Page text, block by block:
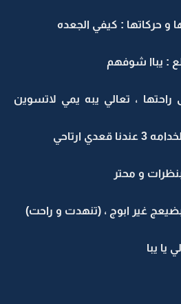
و حركاتها : كيفي الجعده
: يباا شوفهم
راحتها ، تعالي يبه يمي لاتسوين
ارتاحي
و محتر
بضيعج غير ابوج ، (تنهدت و راحت)
يا يبا